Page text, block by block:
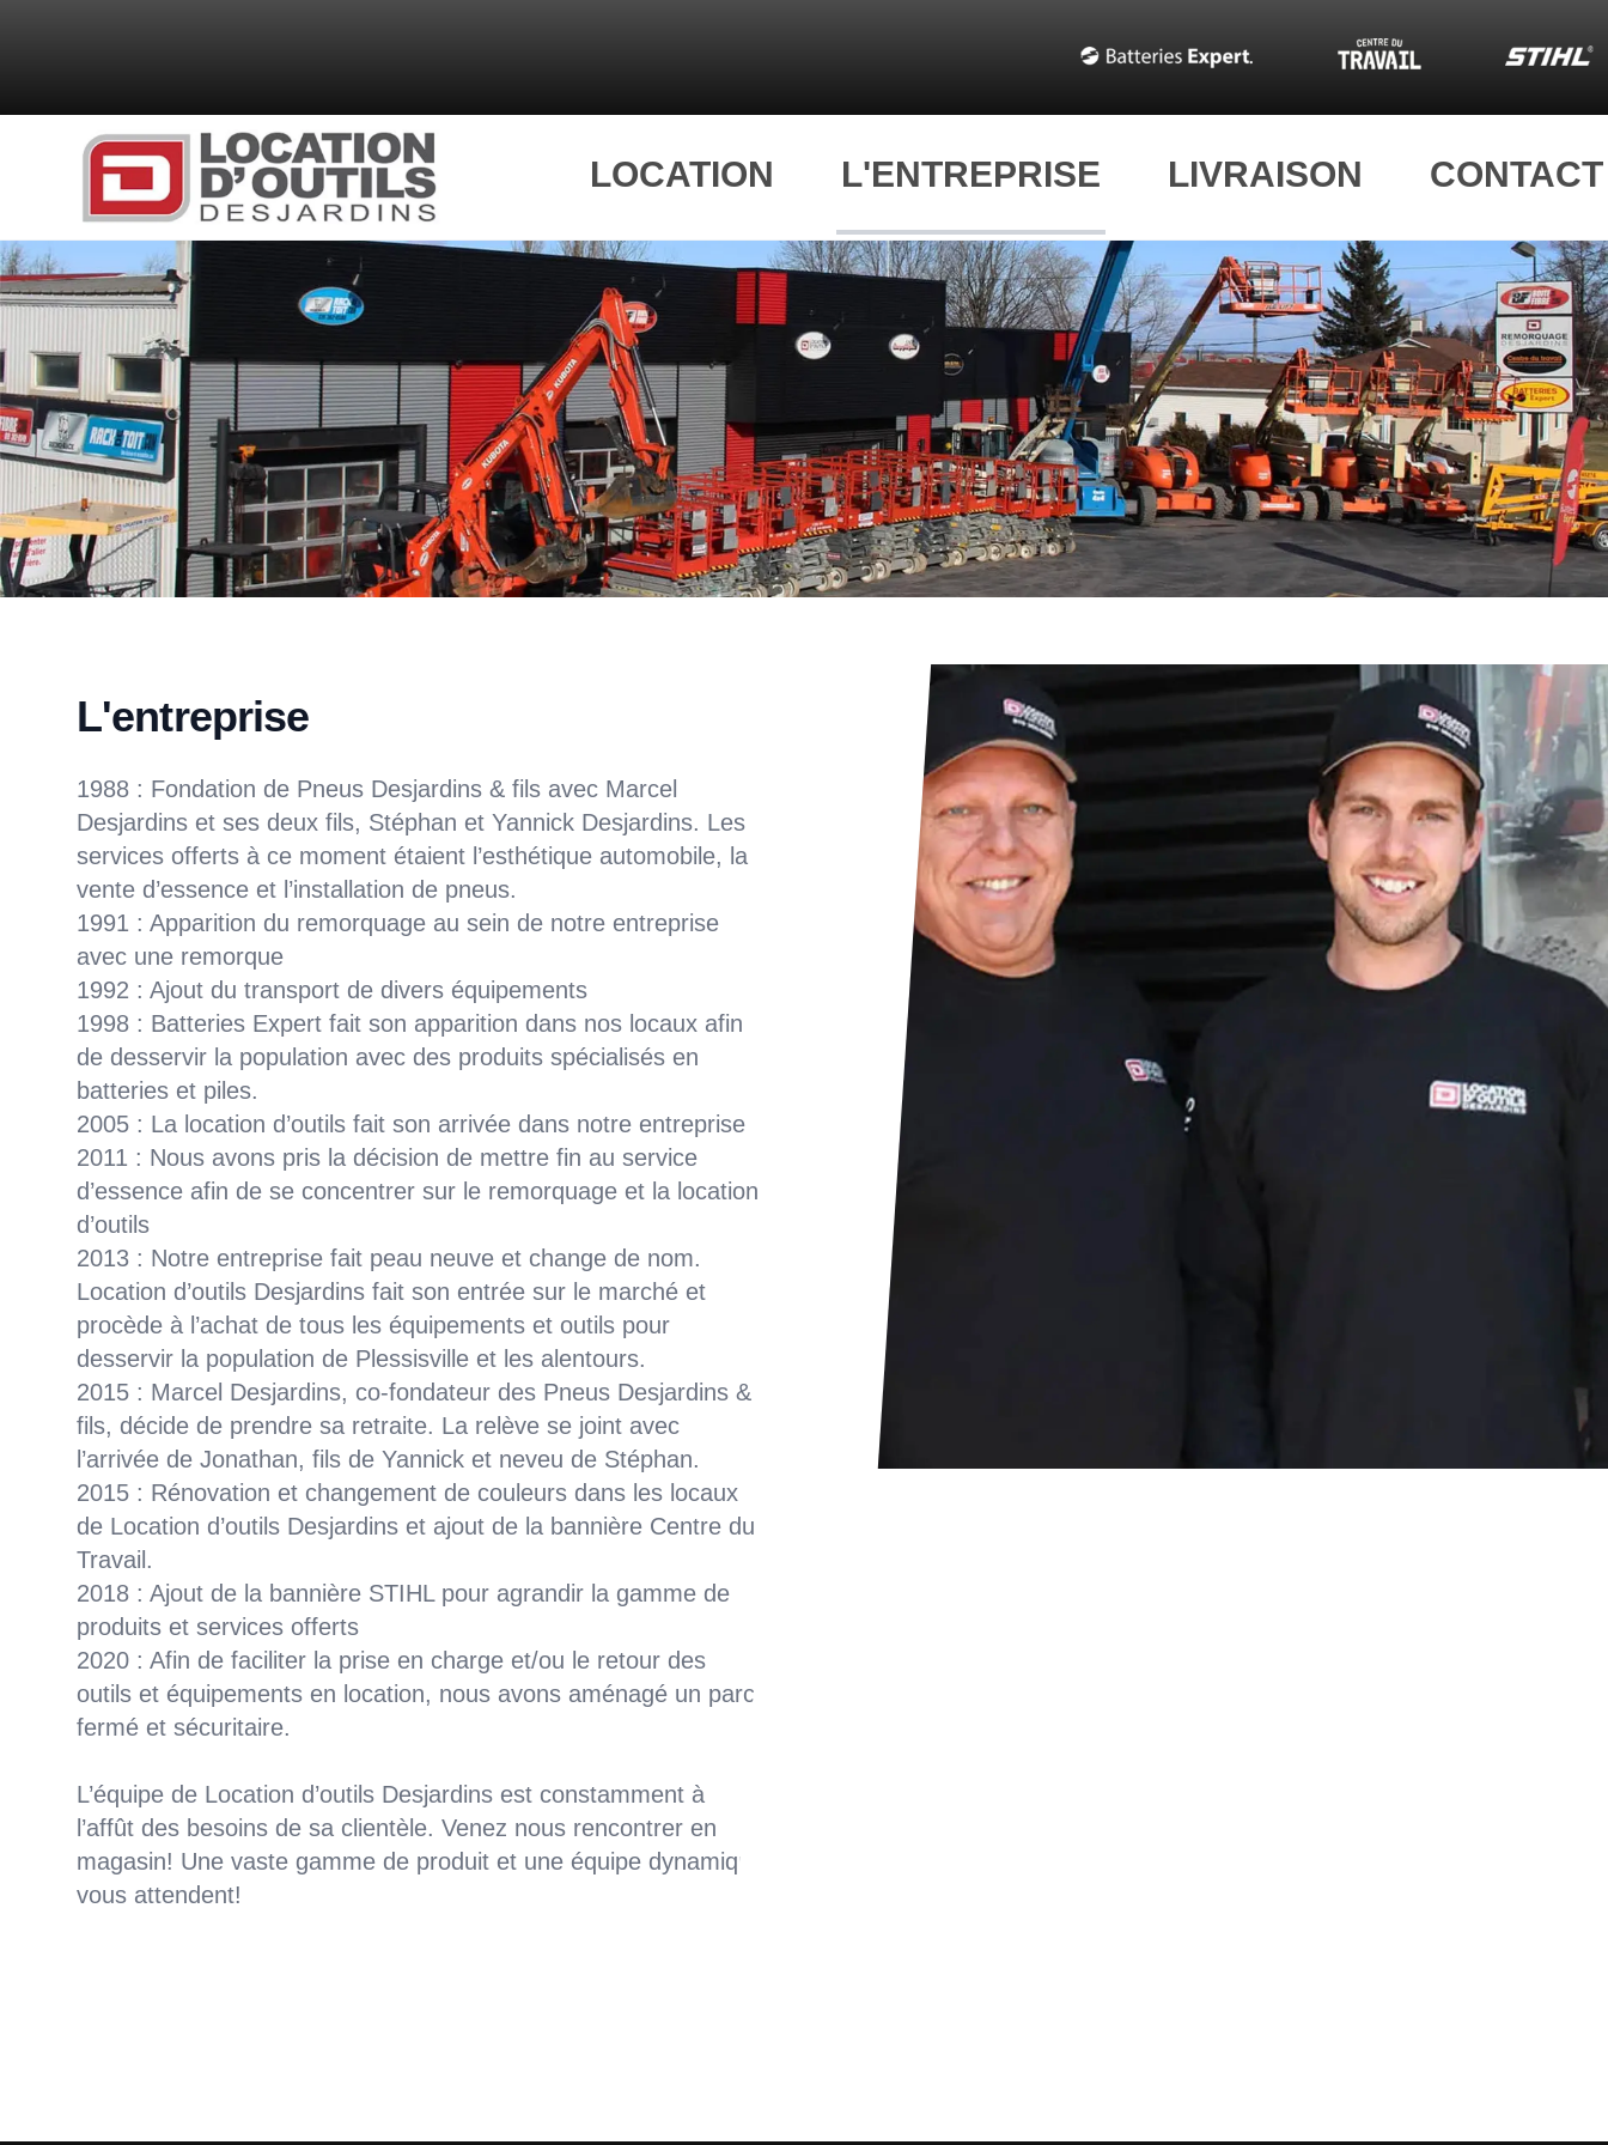
LOCATION L'ENTREPRISE LIVRAISON CONTACT
L'entreprise
1988 : Fondation de Pneus Desjardins & fils avec Marcel
Desjardins et ses deux fils, Stéphan et Yannick Desjardins. Les
services offerts à ce moment étaient l’esthétique automobile, la
vente d’essence et l’installation de pneus.
1991 : Apparition du remorquage au sein de notre entreprise
avec une remorque
1992 : Ajout du transport de divers équipements
1998 : Batteries Expert fait son apparition dans nos locaux afin
de desservir la population avec des produits spécialisés en
batteries et piles.
2005 : La location d’outils fait son arrivée dans notre entreprise
2011 : Nous avons pris la décision de mettre fin au service
d’essence afin de se concentrer sur le remorquage et la location
d’outils
2013 : Notre entreprise fait peau neuve et change de nom.
Location d’outils Desjardins fait son entrée sur le marché et
procède à l’achat de tous les équipements et outils pour
desservir la population de Plessisville et les alentours.
2015 : Marcel Desjardins, co-fondateur des Pneus Desjardins &
fils, décide de prendre sa retraite. La relève se joint avec
l’arrivée de Jonathan, fils de Yannick et neveu de Stéphan.
2015 : Rénovation et changement de couleurs dans les locaux
de Location d’outils Desjardins et ajout de la bannière Centre du
Travail.
2018 : Ajout de la bannière STIHL pour agrandir la gamme de
produits et services offerts
2020 : Afin de faciliter la prise en charge et/ou le retour des
outils et équipements en location, nous avons aménagé un parc
fermé et sécuritaire.
L’équipe de Location d’outils Desjardins est constamment à
l’affût des besoins de sa clientèle. Venez nous rencontrer en
magasin! Une vaste gamme de produit et une équipe dynamique
vous attendent!